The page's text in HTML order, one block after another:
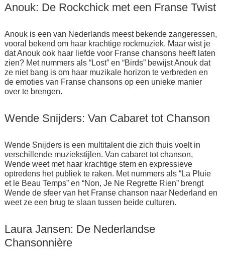
Anouk: De Rockchick met een Franse Twist
Anouk is een van Nederlands meest bekende zangeressen,
vooral bekend om haar krachtige rockmuziek. Maar wist je
dat Anouk ook haar liefde voor Franse chansons heeft laten
zien? Met nummers als “Lost” en “Birds” bewijst Anouk dat
ze niet bang is om haar muzikale horizon te verbreden en
de emoties van Franse chansons op een unieke manier
over te brengen.
Wende Snijders: Van Cabaret tot Chanson
Wende Snijders is een multitalent die zich thuis voelt in
verschillende muziekstijlen. Van cabaret tot chanson,
Wende weet met haar krachtige stem en expressieve
optredens het publiek te raken. Met nummers als “La Pluie
et le Beau Temps” en “Non, Je Ne Regrette Rien” brengt
Wende de sfeer van het Franse chanson naar Nederland en
weet ze een brug te slaan tussen beide culturen.
Laura Jansen: De Nederlandse
Chansonnière